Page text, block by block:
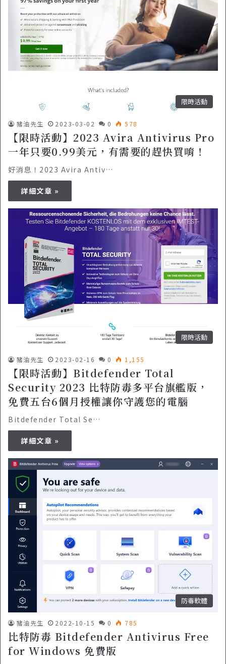
限時活動
豬油先生 2023-03-02 0 578
【限時活動】2023 Avira Antivirus Pro
一年只要0.99美元，有需要的趕快買唷！
好消息！2023 Avira Antiv…
詳細文章 »
限時活動
豬油先生 2023-02-16 0 1,155
【限時活動】Bitdefender Total
Security 2023 比特防毒多平台旗艦版，
免費五台6個月授權讓你守護您的電腦
Bitdefender Total Se…
詳細文章 »
防毒軟體
豬油先生 2022-10-15 0 785
比特防毒 Bitdefender Antivirus Free
for Windows 免費版